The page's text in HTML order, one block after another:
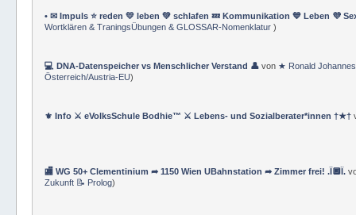
• ✉ Impuls ⭐️ reden 💛 leben 💚 schlafen 💤 Kommunikation 💙 Leben 💜
Wortklären & TraningsÜbungen & GLOSSAR-Nomenklatur)
💻 DNA-Datenspeicher vs Menschlicher Verstand 👤 von ★ Ronald
Österreich/Austria-EU)
⚜ Info ⚔ eVolksSchule Bodhie™ ⚔ Lebens- und Sozialberater*innen †★†
🏬 WG 50+ Clementinium ➦ 1150 Wien UBahnstation ➦ Zimmer frei! .Ï🔲Ï.
Zukunft 📝 Prolog)